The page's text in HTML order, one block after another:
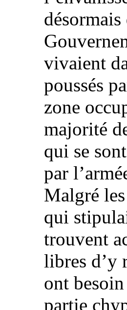
vivaient
poussés
zone
majorité
qui se
par
Malgré
qui
trouvent
libres d’y
ont
partie